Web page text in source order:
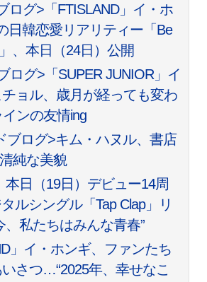
ログ>「FTISLAND」イ・ホ
日韓恋愛リアリティー「Be
、本日（24日）公開
ログ>「SUPER JUNIOR」イ
チョル、歳月が経っても変わ
ンの友情ing
ブログ>キム・ハヌル、書店
純な美貌
本日（19日）デビュー14周
ルシングル「Tap Clap」リ
、私たちはみんな青春”
」イ・ホンギ、ファンたち
さつ…“2025年、幸せなこ